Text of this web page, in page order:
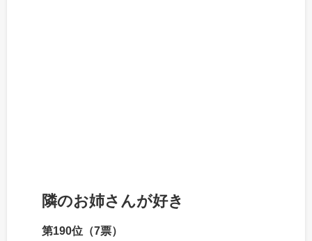
隣のお姉さんが好き
第190位（7票）